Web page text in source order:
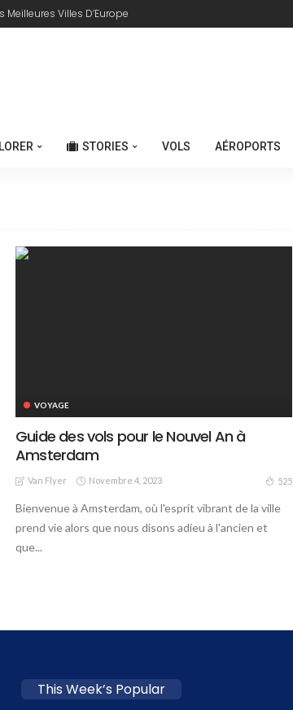
Meilleures Villes D’Europe
STORIES VOLS AÉROPORTS
VOYAGE
Guide des vols pour le Nouvel An à
Amsterdam
Van Flyer Novembre 4, 2023 525
Bienvenue à Amsterdam, où l'esprit vibrant de la ville
prend vie alors que nous disons adieu à l'ancien et
que...
This Week’s Popular